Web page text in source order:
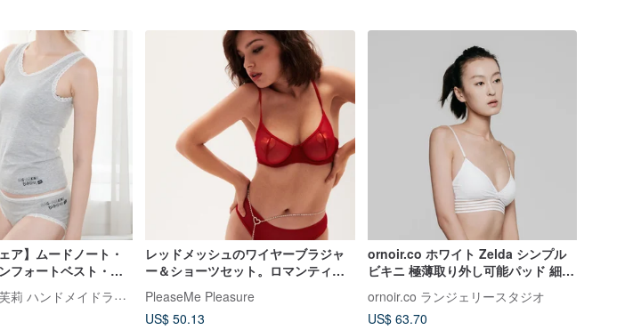
ア】ムードノート・
フォートベスト・台
ラブリー・樂芙莉 ハンドメイドランジェリー
レッドメッシュのワイヤーブラジャ
ー＆ショーツセット。ロマンティッ
PleaseMe Pleasure
US$ 50.13
ornoir.co ホワイト Zelda シンプル
ビキニ 極薄取り外し可能パッド 細ス
ornoir.co ランジェリースタジオ
US$ 63.70